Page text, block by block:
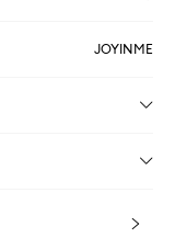
JOYINME